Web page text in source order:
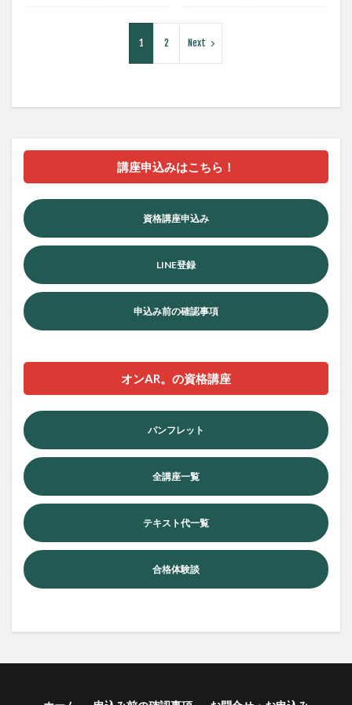
1 2 Next
講座申込みはこちら！
資格講座申込み
LINE登録
申込み前の確認事項
オンAR。の資格講座
パンフレット
全講座一覧
テキスト代一覧
合格体験談